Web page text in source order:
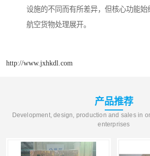
设施的不同而有所差异，但核心功能始
航空货物处理展开。
http://www.jxhkdl.com
产品推荐
Development, design, production and sales in
enterprises